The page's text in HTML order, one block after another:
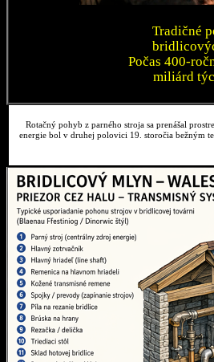
Tradičné
Počas 400-
miliárd
Rotačný pohyb z parného stroja sa prenášal
energie bol v druhej polovici 19. storočia bežným